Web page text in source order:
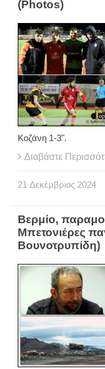
(Photos)
Κοζάνη 1-3".
Διαβάστε
21 Δεκέμβριος 2024
Βερμίο,
Μπετονιέρες
Βουνοτρυπίδη)